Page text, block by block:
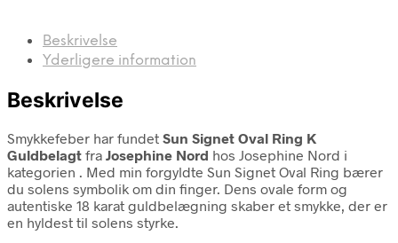
Beskrivelse
Yderligere information
Beskrivelse
Smykkefeber har fundet Sun Signet Oval Ring K
Guldbelagt fra Josephine Nord hos Josephine Nord i
kategorien . Med min forgyldte Sun Signet Oval Ring bærer
du solens symbolik om din finger. Dens ovale form og
autentiske 18 karat guldbelægning skaber et smykke, der er
en hyldest til solens styrke.